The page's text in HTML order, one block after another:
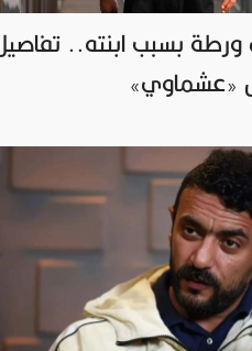
بسبب ابنته..
«عشماوي»